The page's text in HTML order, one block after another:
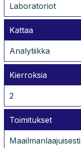
Laboratoriot
Kattaa
Analytiikka
Kierroksia
2
Toimitukset
Maailmanlaajuisesti